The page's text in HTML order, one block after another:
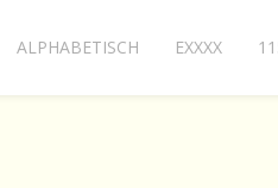
ALPHABETISCH EXXXX